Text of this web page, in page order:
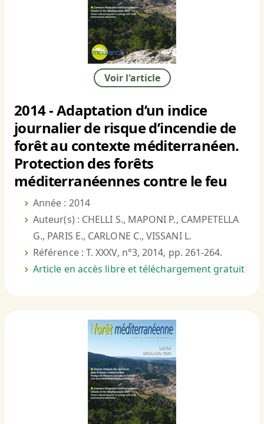
Voir l'article
2014 - Adaptation d’un indice
journalier de risque d’incendie de
forêt au contexte méditerranéen.
Protection des forêts
méditerranéennes contre le feu
Année : 2014
Auteur(s) : CHELLI S., MAPONI P., CAMPETELLA
G., PARIS E., CARLONE C., VISSANI L.
Référence : T. XXXV, n°3, 2014, pp. 261-264.
Article en accès libre et téléchargement gratuit